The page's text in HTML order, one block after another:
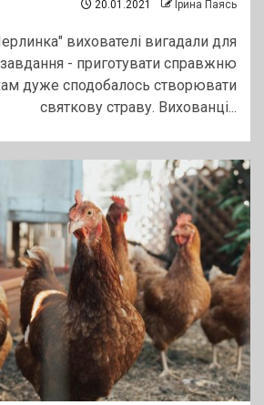
20.01.2021 Ірина Паясь
вихователі вигадали для
завдання - приготувати справжню
дуже сподобалось створювати
святкову страву. Вихованці...